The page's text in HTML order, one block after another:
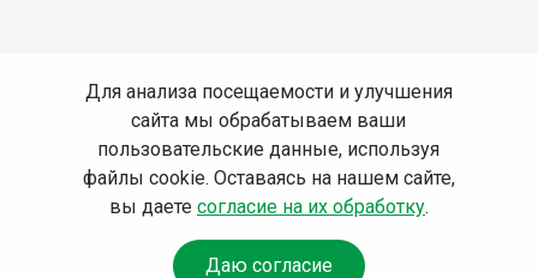
Для анализа посещаемости и улучшения
сайта мы обрабатываем ваши
пользовательские данные, используя
файлы cookie. Оставаясь на нашем сайте,
вы даете согласие на их обработку.
Даю согласие